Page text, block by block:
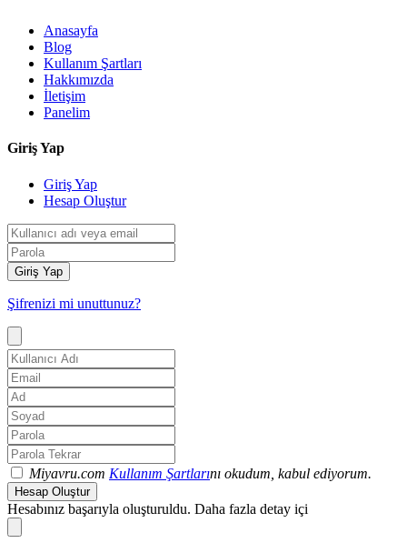
Anasayfa
Blog
Kullanım Şartları
Hakkımızda
İletişim
Panelim
Giriş Yap
Giriş Yap
Hesap Oluştur
Giriş Yap
Şifrenizi mi unuttunuz?
Miyavru.com Kullanım Şartlarını okudum, kabul ediyorum.
Hesap Oluştur
Hesabınız başarıyla oluşturuldu. Daha fazla detay içi